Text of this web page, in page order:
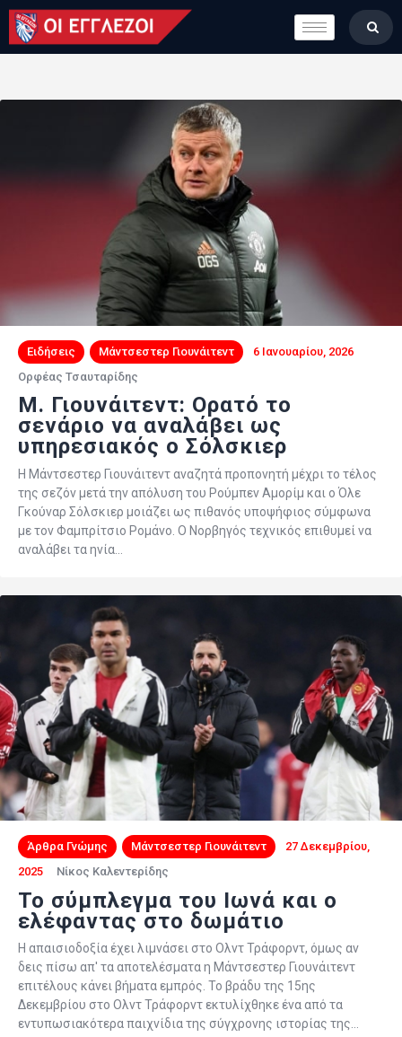
LONDON CALLING
ΚΑΤΗΓΟΡΙΕΣ
ΒΑΘΜΟΛΟΓΙΕΣ
ΠΟΙΟΙ ΕΙΜΑΣΤΕ
Ειδήσεις Μάντσεστερ Γιουνάιτεντ
6 Ιανουαρίου, 2026
Ορφέας Τσαυταρίδης
Μ. Γιουνάιτεντ: Ορατό το
σενάριο να αναλάβει ως
υπηρεσιακός ο Σόλσκιερ
Η Μάντσεστερ Γιουνάιτεντ αναζητά προπονητή μέχρι το τέλος
της σεζόν μετά την απόλυση του Ρούμπεν Αμορίμ και ο Όλε
Γκούναρ Σόλσκιερ μοιάζει ως πιθανός υποψήφιος σύμφωνα
με τον Φαμπρίτσιο Ρομάνο. Ο Νορβηγός τεχνικός επιθυμεί να
αναλάβει τα ηνία…
Άρθρα Γνώμης Μάντσεστερ Γιουνάιτεντ
27 Δεκεμβρίου,
2025
Νίκος Καλεντερίδης
Το σύμπλεγμα του Ιωνά και ο
ελέφαντας στο δωμάτιο
Η απαισιοδοξία έχει λιμνάσει στο Ολντ Τράφορντ, όμως αν
δεις πίσω απ' τα αποτελέσματα η Μάντσεστερ Γιουνάιτεντ
επιτέλους κάνει βήματα εμπρός. Το βράδυ της 15ης
Δεκεμβρίου στο Ολντ Τράφορντ εκτυλίχθηκε ένα από τα
εντυπωσιακότερα παιχνίδια της σύγχρονης ιστορίας της…